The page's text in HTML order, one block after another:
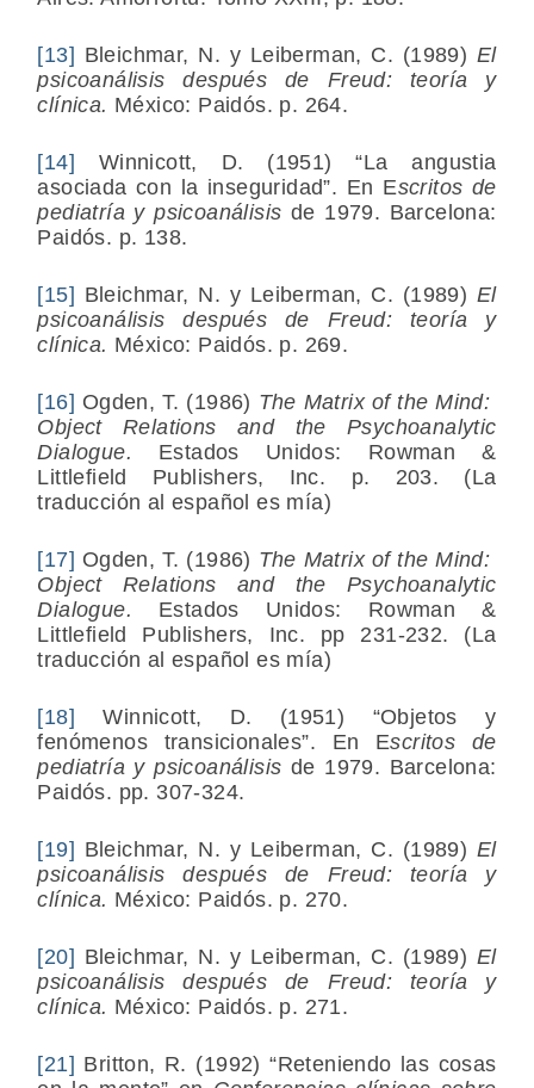
[13] Bleichmar, N. y Leiberman, C. (1989) El
psicoanálisis después de Freud: teoría y
clínica. México: Paidós. p. 264.
[14] Winnicott, D. (1951) “La angustia
asociada con la inseguridad”. En Escritos de
pediatría y psicoanálisis de 1979. Barcelona:
Paidós. p. 138.
[15] Bleichmar, N. y Leiberman, C. (1989) El
psicoanálisis después de Freud: teoría y
clínica. México: Paidós. p. 269.
[16] Ogden, T. (1986) The Matrix of the Mind:
Object Relations and the Psychoanalytic
Dialogue. Estados Unidos: Rowman &
Littlefield Publishers, Inc. p. 203. (La
traducción al español es mía)
[17] Ogden, T. (1986) The Matrix of the Mind:
Object Relations and the Psychoanalytic
Dialogue. Estados Unidos: Rowman &
Littlefield Publishers, Inc. pp 231-232. (La
traducción al español es mía)
[18] Winnicott, D. (1951) “Objetos y
fenómenos transicionales”. En Escritos de
pediatría y psicoanálisis de 1979. Barcelona:
Paidós. pp. 307-324.
[19] Bleichmar, N. y Leiberman, C. (1989) El
psicoanálisis después de Freud: teoría y
clínica. México: Paidós. p. 270.
[20] Bleichmar, N. y Leiberman, C. (1989) El
psicoanálisis después de Freud: teoría y
clínica. México: Paidós. p. 271.
[21] Britton, R. (1992) “Reteniendo las cosas